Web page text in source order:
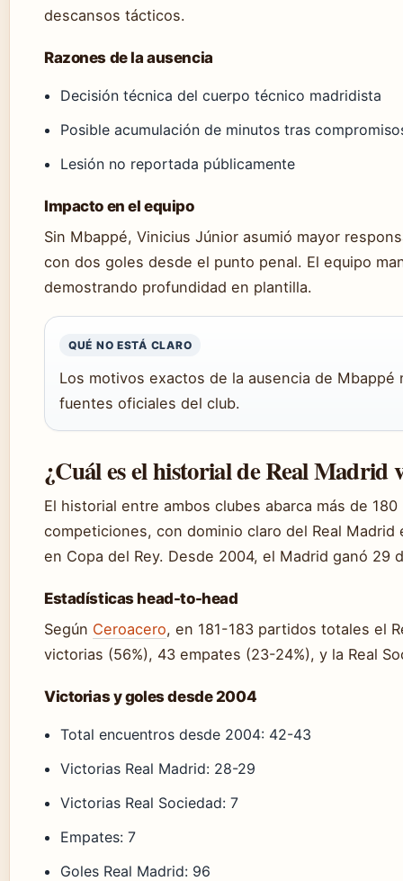
descansos tácticos.
Razones de la ausencia
Decisión técnica del cuerpo técnico madridista
Posible acumulación de minutos tras
Lesión no reportada públicamente
Impacto en el equipo
Sin Mbappé, Vinicius Júnior asumió mayor
con dos goles desde el punto penal. El equipo
demostrando profundidad en plantilla.
QUÉ NO ESTÁ CLARO
Los motivos exactos de la ausencia de
fuentes oficiales del club.
¿Cuál es el historial de Real Madrid
El historial entre ambos clubes abarca más de
competiciones, con dominio claro del Real Madrid
en Copa del Rey. Desde 2004, el Madrid ganó 29
Estadísticas head-to-head
Según Ceroacero, en 181-183 partidos totales el
victorias (56%), 43 empates (23-24%), y la Real
Victorias y goles desde 2004
Total encuentros desde 2004: 42-43
Victorias Real Madrid: 28-29
Victorias Real Sociedad: 7
Empates: 7
Goles Real Madrid: 96